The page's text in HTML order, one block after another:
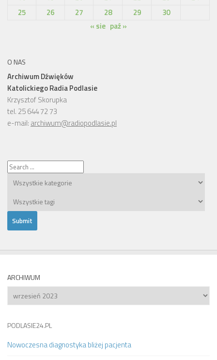
25
26 27 28 29
30
« sie paź »
O NAS
Archiwum Dźwięków
Katolickiego Radia Podlasie
Krzysztof Skorupka
tel. 25 644 72 73
e-mail: archiwum@radiopodlasie.pl
ARCHIWUM
Archiwum
PODLASIE24.PL
Nowoczesna diagnostyka bliżej pacjenta